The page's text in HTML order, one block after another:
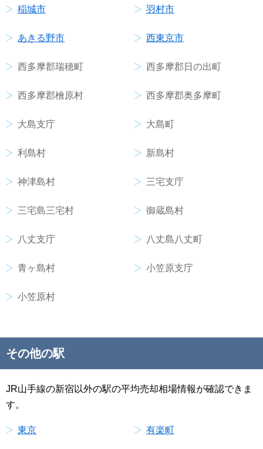
稲城市 羽村市
あきる野市 西東京市
西多摩郡瑞穂町 西多摩郡日の出町
西多摩郡檜原村 西多摩郡奥多摩町
大島支庁 大島町
利島村 新島村
神津島村 三宅支庁
三宅島三宅村 御蔵島村
八丈支庁 八丈島八丈町
青ヶ島村 小笠原支庁
小笠原村
その他の駅
JR山手線の新宿以外の駅の平均売却相場情報が確認できま
す。
東京 有楽町